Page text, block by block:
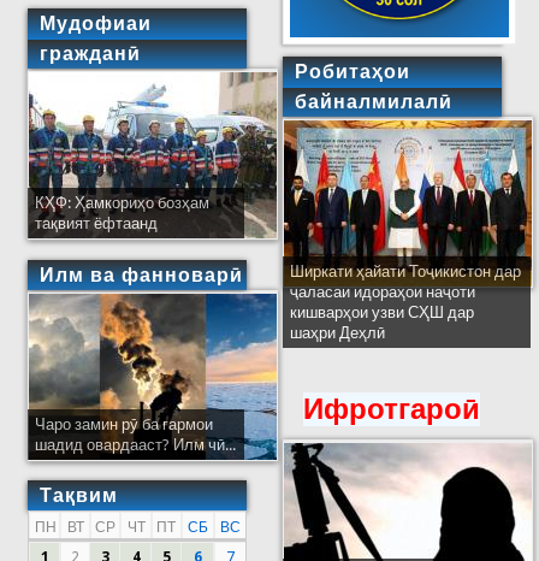
Мудофиаи
гражданӣ
КҲФ: Ҳамкориҳо бозҳам
тақвият ёфтаанд
Илм ва фанноварӣ
Чаро замин рӯ ба гармои
шадид овардааст? Илм чӣ...
Тақвим
ПН ВТ СР ЧТ ПТ СБ
ВС
Робитаҳои
байналмилалӣ
Ширкати ҳайати Тоҷикистон дар
ҷаласаи идораҳои наҷоти
кишварҳои узви СҲШ дар
шаҳри Деҳлӣ
Ифротгароӣ